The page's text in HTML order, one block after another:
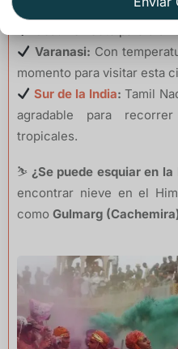
Jodhpur, Jaisalmer, Delhi,
Varanasi: Con
momento para visitar esta
Sur de la India: Tamil
agradable para
tropicales.
⛷️ ¿Se puede esquiar en la
encontrar nieve en el
como Gulmarg